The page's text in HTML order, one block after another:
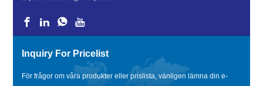
Inquiry For Pricelist
För frågor om våra produkter eller prislista, vänligen lämna din e-